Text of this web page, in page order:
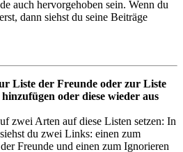
auch hervorgehoben sein. Wenn du
dann siehst du seine Beiträge
Liste der Freunde oder zur Liste
oder diese wieder aus
zwei Arten auf diese Listen setzen: In
du zwei Links: einen zum
Freunde und einen zum Ignorieren